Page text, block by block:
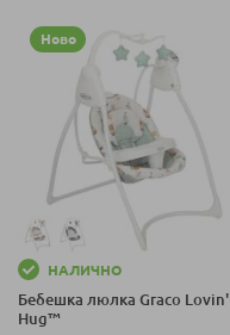
Ново
НАЛИЧНО
Бебешка люлка Graco Lovin'
Hug™